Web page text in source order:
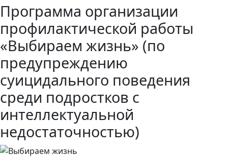
Программа организации
профилактической работы
«Выбираем жизнь» (по
предупреждению
суицидального поведения
среди подростков с
интеллектуальной
недостаточностью)